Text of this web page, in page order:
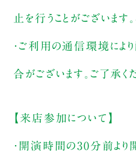
止を行うことがございます
・ご利用の通信環境によ
合がございます。ご了承く
【来店参加について】
・開演時間の30分前よ